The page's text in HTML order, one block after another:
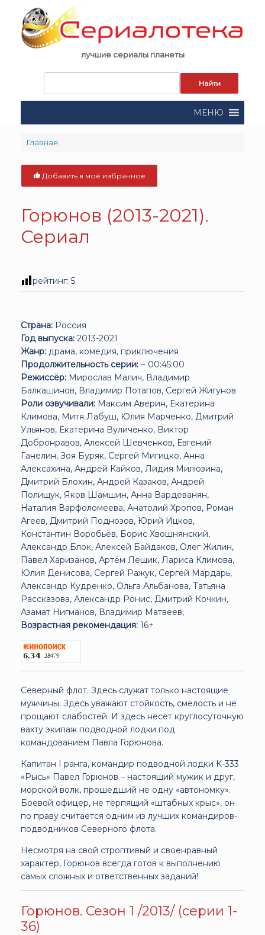
content
лучшие сериалы планеты
поиска:
МЕНЮ
Главная
Добавить в моё избранное
Горюнов (2013-2021).
Сериал
рейтинг: 5
Страна: Россия
Год выпуска: 2013-2021
Жанр: драма, комедия, приключения
Продолжительность серии: ~ 00:45:00
Режиссёр: Мирослав Малич, Владимир
Балкашинов, Владимир Потапов, Сергей Жигунов
Роли озвучивали: Максим Аверин, Екатерина
Климова, Митя Лабуш, Юлия Марченко, Дмитрий
Ульянов, Екатерина Вуличенко, Виктор
Добронравов, Алексей Шевченков, Евгений
Ганелин, Зоя Буряк, Сергей Мигицко, Анна
Алексахина, Андрей Кайков, Лидия Милюзина,
Дмитрий Блохин, Андрей Казаков, Андрей
Полищук, Яков Шамшин, Анна Вардеванян,
Наталия Варфоломеева, Анатолий Хропов, Роман
Агеев, Дмитрий Поднозов, Юрий Ицков,
Константин Воробьёв, Борис Хвошнянский,
Александр Блок, Алексей Байдаков, Олег Жилин,
Павел Харизанов, Артём Лещик, Лариса Климова,
Юлия Денисова, Сергей Ражук, Сергей Мардарь,
Александр Кудренко, Ольга Альбанова, Татьяна
Рассказова, Александр Ронис, Дмитрий Кочкин,
Азамат Нигманов, Владимир Матвеев,
Возрастная рекомендация: 16+
Северный флот. Здесь служат только настоящие
мужчины. Здесь уважают стойкость, смелость и не
прощают слабостей. И здесь несёт круглосуточную
вахту экипаж подводной лодки под
командованием Павла Горюнова.
Капитан I ранга, командир подводной лодки К-333
«Рысь» Павел Горюнов – настоящий мужик и друг,
морской волк, прошедший не одну «автономку».
Боевой офицер, не терпящий «штабных крыс», он
по праву считается одним из лучших командиров-
подводников Северного флота.
Несмотря на свой строптивый и своенравный
характер, Горюнов всегда готов к выполнению
самых сложных и ответственных заданий!
Горюнов. Сезон 1 /2013/ (серии 1-
36)